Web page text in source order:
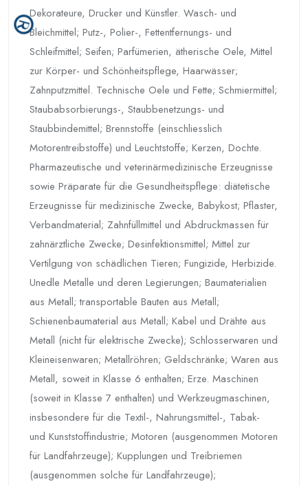
Dekorateure, Drucker und Künstler. Wasch- und
Bleichmittel; Putz-, Polier-, Fettentfernungs- und
Schleifmittel; Seifen; Parfümerien, ätherische Oele, Mittel
zur Körper- und Schönheitspflege, Haarwässer;
Zahnputzmittel. Technische Oele und Fette; Schmiermittel;
Staubabsorbierungs-, Staubbenetzungs- und
Staubbindemittel; Brennstoffe (einschliesslich
Motorentreibstoffe) und Leuchtstoffe; Kerzen, Dochte.
Pharmazeutische und veterinärmedizinische Erzeugnisse
sowie Präparate für die Gesundheitspflege: diätetische
Erzeugnisse für medizinische Zwecke, Babykost; Pflaster,
Verbandmaterial; Zahnfüllmittel und Abdruckmassen für
zahnärztliche Zwecke; Desinfektionsmittel; Mittel zur
Vertilgung von schädlichen Tieren; Fungizide, Herbizide.
Unedle Metalle und deren Legierungen; Baumaterialien
aus Metall; transportable Bauten aus Metall;
Schienenbaumaterial aus Metall; Kabel und Drähte aus
Metall (nicht für elektrische Zwecke); Schlosserwaren und
Kleineisenwaren; Metallröhren; Geldschränke; Waren aus
Metall, soweit in Klasse 6 enthalten; Erze. Maschinen
(soweit in Klasse 7 enthalten) und Werkzeugmaschinen,
insbesondere für die Textil-, Nahrungsmittel-, Tabak-
und Kunststoffindustrie; Motoren (ausgenommen Motoren
für Landfahrzeuge); Kupplungen und Treibriemen
(ausgenommen solche für Landfahrzeuge);